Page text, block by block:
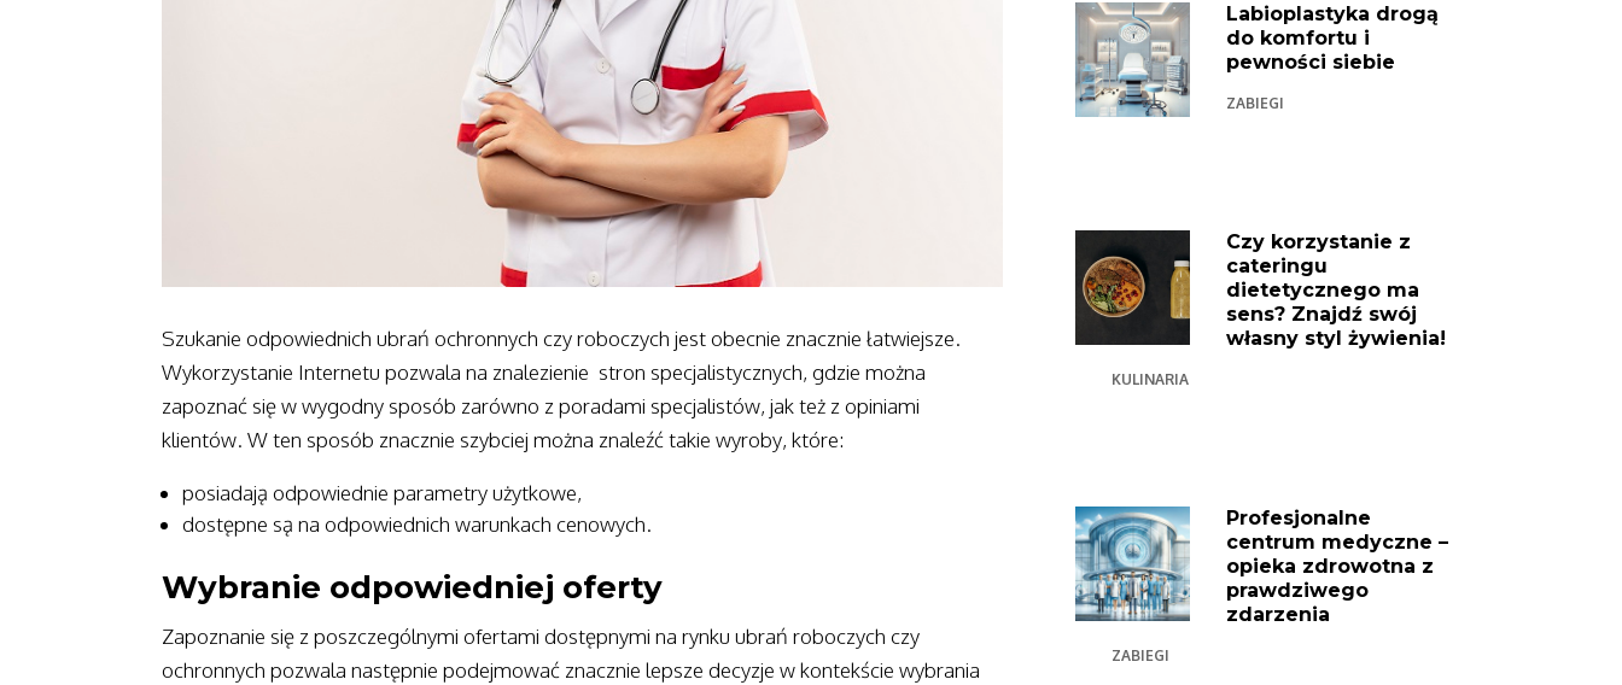
Szukanie odpowiednich ubrań ochronnych czy roboczych jest obecnie znacznie łatwiejsze.
Wykorzystanie Internetu pozwala na znalezienie stron specjalistycznych, gdzie można
zapoznać się w wygodny sposób zarówno z poradami specjalistów, jak też z opiniami
klientów. W ten sposób znacznie szybciej można znaleźć takie wyroby, które:
posiadają odpowiednie parametry użytkowe,
dostępne są na odpowiednich warunkach cenowych.
Wybranie odpowiedniej oferty
Zapoznanie się z poszczególnymi ofertami dostępnymi na rynku ubrań roboczych czy
ochronnych pozwala następnie podejmować znacznie lepsze decyzje w kontekście wybrania
Labioplastyka drogą
do komfortu i
pewności siebie
ZABIEGI
Czy korzystanie z
cateringu
dietetycznego ma
sens? Znajdź swój
własny styl żywienia!
KULINARIA
Profesjonalne
centrum medyczne –
opieka zdrowotna z
prawdziwego
zdarzenia
ZABIEGI